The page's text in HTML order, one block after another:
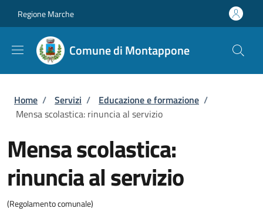
Regione Marche
Comune di Montappone
Briciole di pane
Home / Servizi / Educazione e formazione /
Mensa scolastica: rinuncia al servizio
Mensa scolastica:
rinuncia al servizio
(Regolamento comunale)